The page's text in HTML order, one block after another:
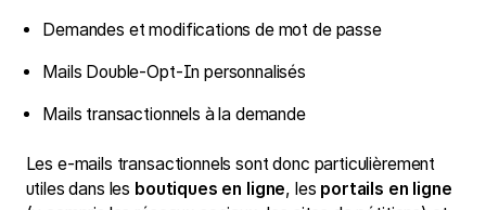
Demandes et modifications de mot de passe
Mails Double-Opt-In personnalisés
Mails transactionnels à la demande
Les e-mails transactionnels sont donc particulièrement
utiles dans les boutiques en ligne, les portails en ligne